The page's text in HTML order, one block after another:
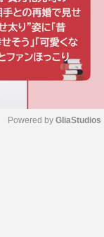
Powered by GliaStudios